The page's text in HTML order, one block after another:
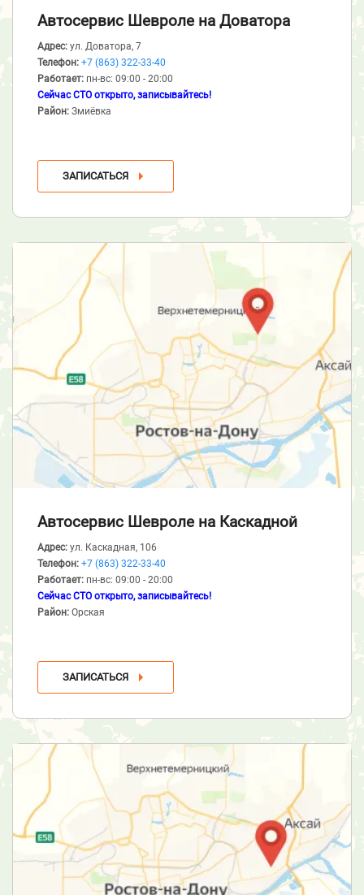
Автосервис Шевроле на Доватора
Адрес: ул. Доватора, 7
Телефон: +7 (863) 322-33-40
Работает: пн-вс: 09:00 - 20:00
Сейчас СТО открыто, записывайтесь!
Район: Змиёвка
ЗАПИСАТЬСЯ
Автосервис Шевроле на Каскадной
Адрес: ул. Каскадная, 106
Телефон: +7 (863) 322-33-40
Работает: пн-вс: 09:00 - 20:00
Сейчас СТО открыто, записывайтесь!
Район: Орская
ЗАПИСАТЬСЯ